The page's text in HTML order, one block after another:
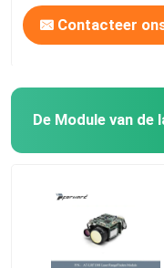
Contacteer
De Module van